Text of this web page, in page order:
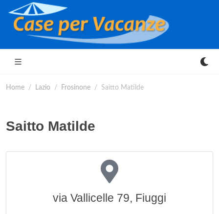
Home Lazio Frosinone Saitto Matilde
Saitto Matilde
via Vallicelle 79, Fiuggi